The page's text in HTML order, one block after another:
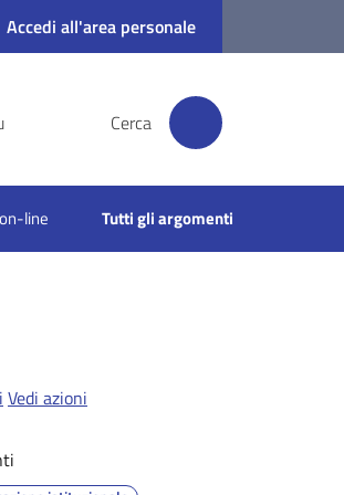
Accedi all'area personale
Cerca
line Tutti gli argomenti
Vedi azioni